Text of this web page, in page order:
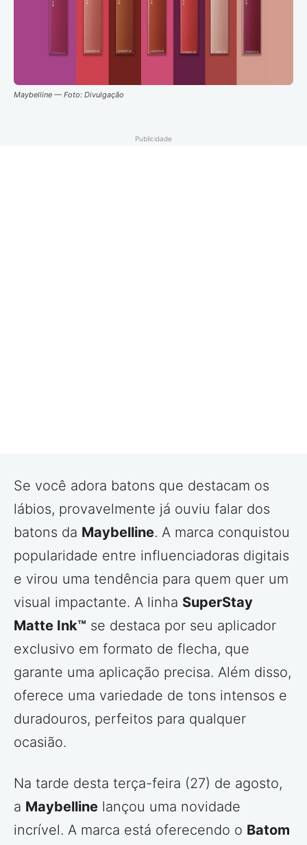
Maybelline — Foto: Divulgação
Publicidade
Se você adora batons que destacam os
lábios, provavelmente já ouviu falar dos
batons da Maybelline. A marca conquistou
popularidade entre influenciadoras digitais
e virou uma tendência para quem quer um
visual impactante. A linha SuperStay
Matte Ink™ se destaca por seu aplicador
exclusivo em formato de flecha, que
garante uma aplicação precisa. Além disso,
oferece uma variedade de tons intensos e
duradouros, perfeitos para qualquer
ocasião.
Na tarde desta terça-feira (27) de agosto,
a Maybelline lançou uma novidade
incrível. A marca está oferecendo o Batom